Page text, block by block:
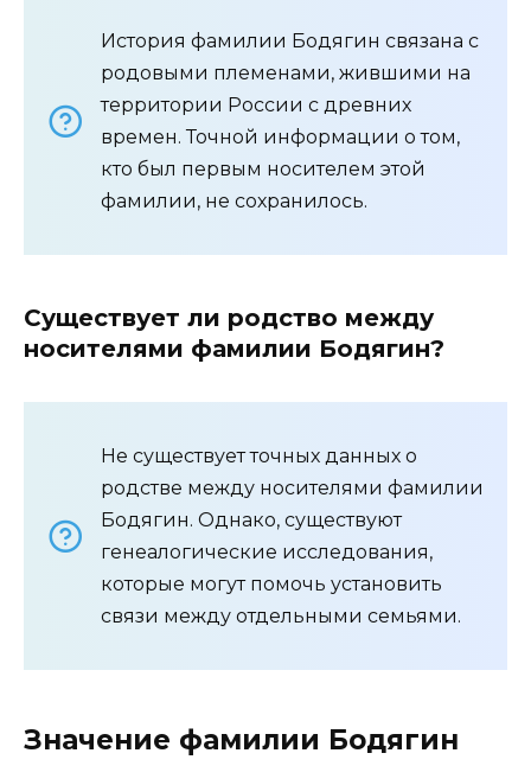
История фамилии Бодягин связана с
родовыми племенами, жившими на
территории России с древних
времен. Точной информации о том,
кто был первым носителем этой
фамилии, не сохранилось.
Существует ли родство между
носителями фамилии Бодягин?
Не существует точных данных о
родстве между носителями фамилии
Бодягин. Однако, существуют
генеалогические исследования,
которые могут помочь установить
связи между отдельными семьями.
Значение фамилии Бодягин